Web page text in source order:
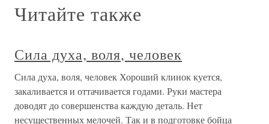
Читайте также
Сила духа, воля, человек
Сила духа, воля, человек Хороший клинок куется,
закаливается и оттачивается годами. Руки мастера
доводят до совершенства каждую деталь. Нет
несущественных мелочей. Так и в подготовке бойца